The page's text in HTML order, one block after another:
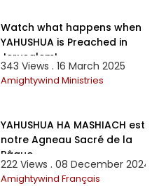
Watch what happens when
YAHUSHUA is Preached in
Jerusalem!
343 Views . 16 March 2025
Amightywind Ministries
YAHUSHUA HA MASHIACH est
notre Agneau Sacré de la
Pâque
222 Views . 08 December 2024
Amightywind Français